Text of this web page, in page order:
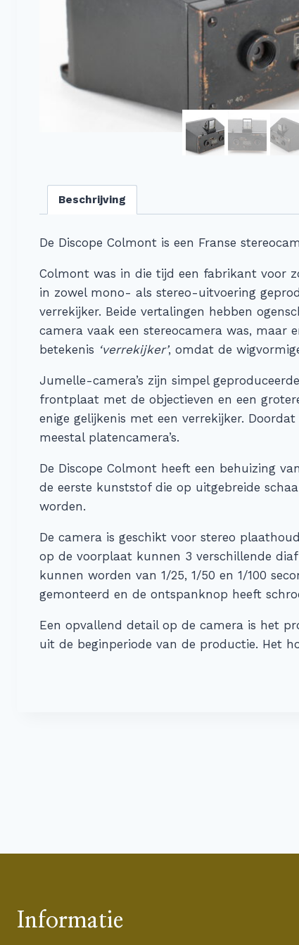
Beschrijving
De Discope Colmont is een Franse
Colmont was in die tijd een fabrikant voor
in zowel mono- als stereo-uitvoering
verrekijker. Beide vertalingen hebben
camera vaak een stereocamera was, maar
betekenis ‘verrekijker’, omdat de
Jumelle-camera’s zijn simpel
frontplaat met de objectieven en een
enige gelijkenis met een verrekijker.
meestal platencamera’s.
De Discope Colmont heeft een behuizing
de eerste kunststof die op uitgebreide
worden.
De camera is geschikt voor stereo
op de voorplaat kunnen 3 verschillende
kunnen worden van 1/25, 1/50 en 1/100
gemonteerd en de ontspanknop heeft
Een opvallend detail op de camera is het
uit de beginperiode van de productie. Het
Informatie